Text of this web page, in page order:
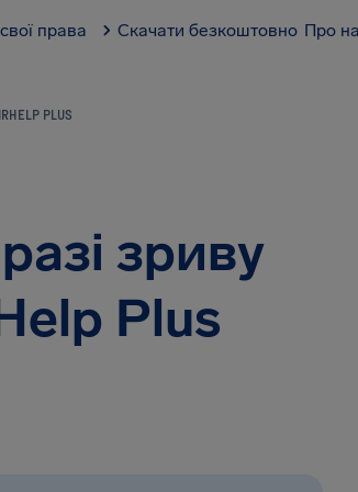
права Скачати безкоштовно Про
PLUS
зриву
Plus